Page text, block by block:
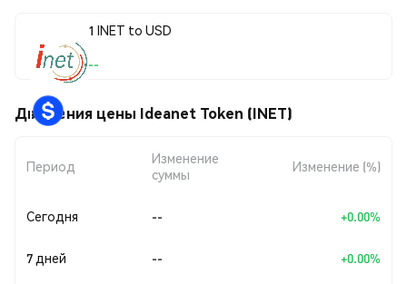
1 INET to USD
--
Движения цены Ideanet Token (INET)
Период
Изменение
суммы
Изменение (%)
Сегодня -- +0.00%
7 дней -- +0.00%